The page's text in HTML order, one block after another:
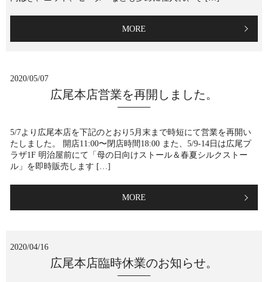
MORE
2020/05/07
広尾本店営業を再開しました。
5/7より広尾本店を下記のとおり5月末まで時短にて営業を再開い
たしました。 開店11:00〜閉店時間18:00 また、5/9-14日は広尾プ
ラザ1F 明治屋前にて「母の日向けストール＆春夏シルクストー
ル」を即時販売します […]
MORE
2020/04/16
広尾本店臨時休業のお知らせ。